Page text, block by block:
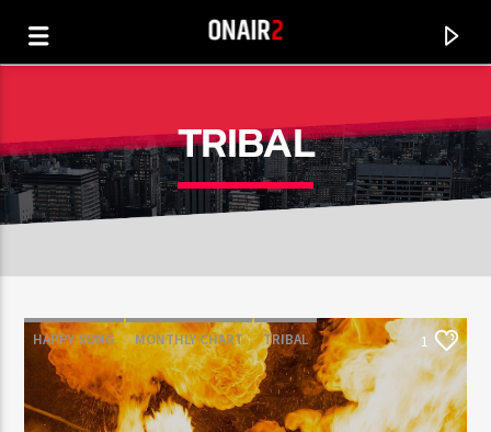
CURRENT TRACK
TRIBAL
HAPPY SONG MONTHLY CHART TRIBAL 1